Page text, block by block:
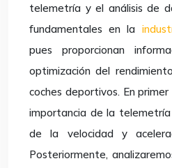
telemetría y el análisis de
fundamentales en la
pues proporcionan
optimización del
coches deportivos. En
importancia de la
de la velocidad y
Posteriormente,